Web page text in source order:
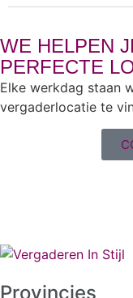
WE HELPEN
PERFECTE
Elke werkdag staan
vergaderlocatie te
Provincies